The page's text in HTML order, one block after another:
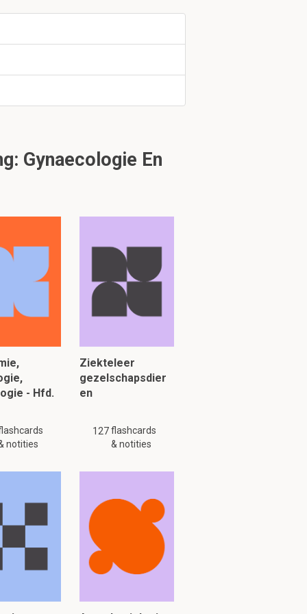
Gynaecologie En
- Hfd.
notities
Ziekteleer
gezelschapsdier
en
127flashcards
& notities